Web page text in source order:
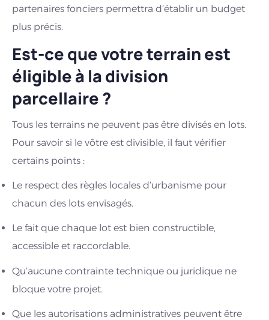
partenaires fonciers permettra d’établir un budget
plus précis.
Est-ce que votre terrain est
éligible à la division
parcellaire ?
Tous les terrains ne peuvent pas être divisés en lots.
Pour savoir si le vôtre est divisible, il faut vérifier
certains points :
Le respect des règles locales d’urbanisme pour
chacun des lots envisagés.
Le fait que chaque lot est bien constructible,
accessible et raccordable.
Qu’aucune contrainte technique ou juridique ne
bloque votre projet.
Que les autorisations administratives peuvent être